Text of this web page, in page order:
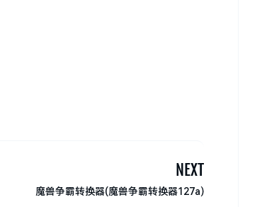
NEXT
魔兽争霸转换器(魔兽争霸转换器127a)